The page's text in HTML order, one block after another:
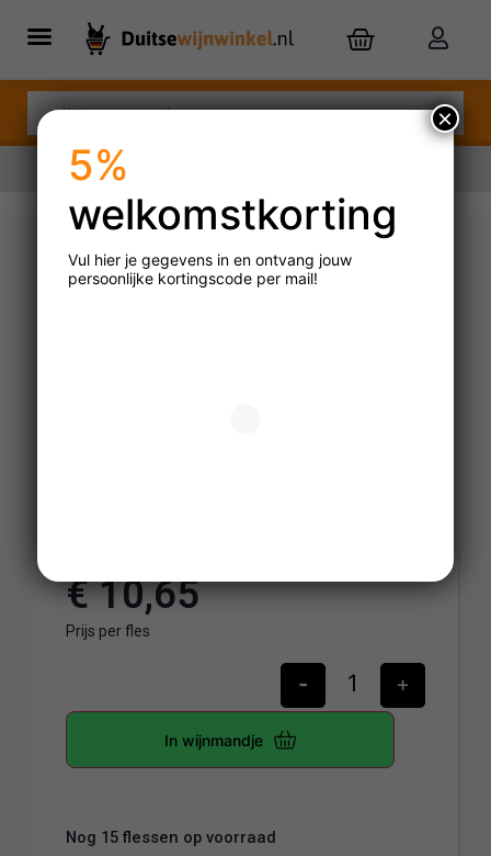
Gustavshof Zero Zero
€10,65
Prijs per fles
- +
In wijnmandje
Nog 15 flessen op voorraad
5%
welkomstkorting
Vul hier je gegevens in en ontvang jouw
persoonlijke kortingscode per mail!
×